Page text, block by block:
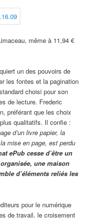
même à 11,94 €
un des pouvoirs de
les fontes et la pagination
choisi pour son
de lecture. Frederic
préférant que les choix
qualitatifs. Il confie :
d’un livre papier, la
mise en page, est perdu
ePub cesse d’être un
une maison
d’éléments reliés les
pour le numérique
de travail, le croisement